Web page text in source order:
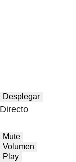
Desplegar
Directo
Mute
Volumen
Play